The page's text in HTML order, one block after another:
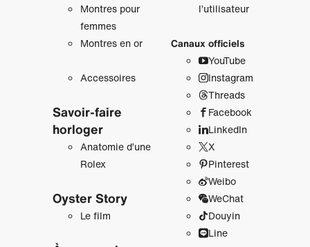
Montres pour
femmes
Montres en or
Accessoires
Savoir‑faire
horloger
Anatomie d’une
Rolex
Oyster Story
Le film
l’utilisateur
Canaux officiels
YouTube
Instagram
Threads
Facebook
LinkedIn
X
Pinterest
Weibo
WeChat
Douyin
Line